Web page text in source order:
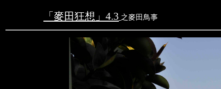
「麥田狂想」 4.3 之麥田鳥事